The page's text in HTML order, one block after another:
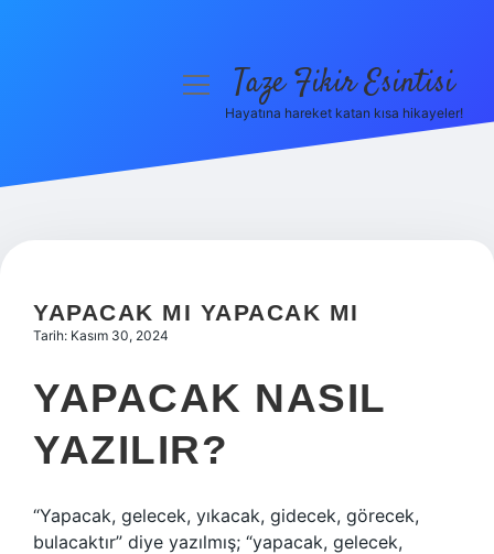
Hakkımızda
menüyüTaze Fikir Esintisi
Hayatına hareket katan kısa hikayeler!
YAPACAK MI YAPACAK MI
Tarih: Kasım 30, 2024
YAPACAK NASIL
YAZILIR?
“Yapacak, gelecek, yıkacak, gidecek, görecek,
bulacaktır” diye yazılmış; “yapacak, gelecek,